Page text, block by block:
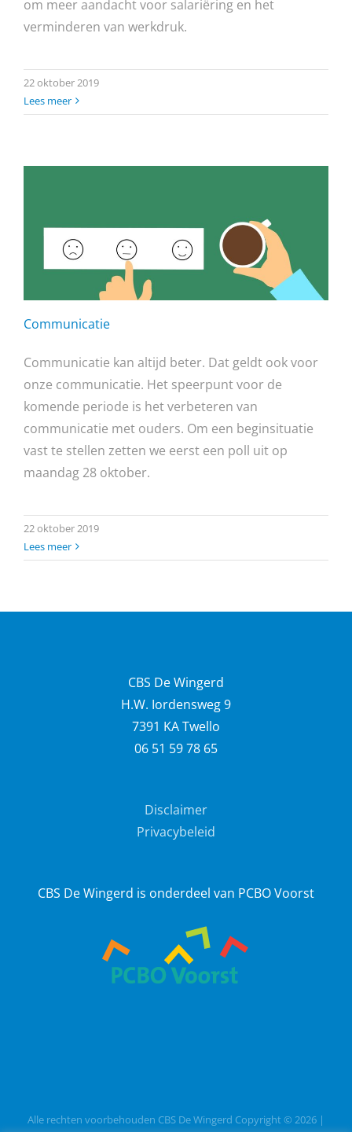
om meer aandacht voor salariëring en het
verminderen van werkdruk.
22 oktober 2019
Lees meer
Communicatie
Communicatie kan altijd beter. Dat geldt ook voor
onze communicatie. Het speerpunt voor de
komende periode is het verbeteren van
communicatie met ouders. Om een beginsituatie
vast te stellen zetten we eerst een poll uit op
maandag 28 oktober.
22 oktober 2019
Lees meer
CBS De Wingerd
H.W. Iordensweg 9
7391 KA Twello
06 51 59 78 65
Disclaimer
Privacybeleid
CBS De Wingerd is onderdeel van PCBO Voorst
Alle rechten voorbehouden CBS De Wingerd Copyright © 2026 |